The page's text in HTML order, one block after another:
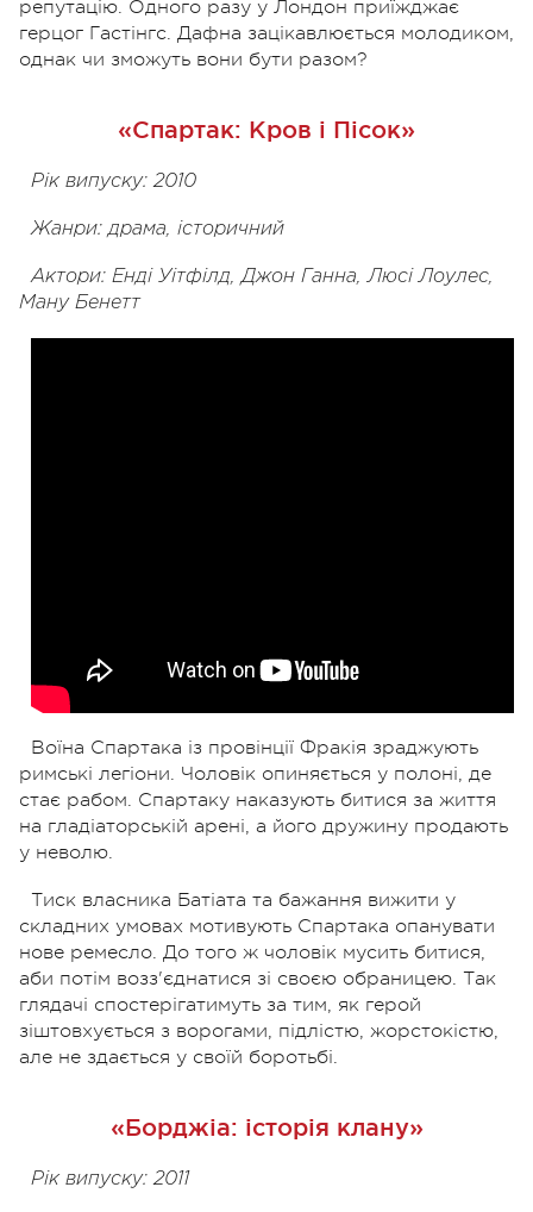
репутацію. Одного разу у Лондон приїжджає
герцог Гастінгс. Дафна зацікавлюється молодиком,
однак чи зможуть вони бути разом?
«Спартак: Кров і Пісок»
Рік випуску: 2010
Жанри: драма, історичний
Актори: Енді Уітфілд, Джон Ганна, Люсі Лоулес,
Ману Бенетт
Воїна Спартака із провінції Фракія зраджують
римські легіони. Чоловік опиняється у полоні, де
стає рабом. Спартаку наказують битися за життя
на гладіаторській арені, а його дружину продають
у неволю.
Тиск власника Батіата та бажання вижити у
складних умовах мотивують Спартака опанувати
нове ремесло. До того ж чоловік мусить битися,
аби потім возз'єднатися зі своєю обраницею. Так
глядачі спостерігатимуть за тим, як герой
зіштовхується з ворогами, підлістю, жорстокістю,
але не здається у своїй боротьбі.
«Борджіа: історія клану»
Рік випуску: 2011